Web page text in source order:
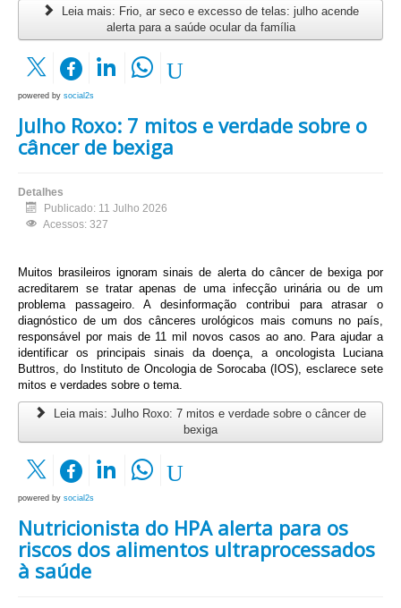
Leia mais: Frio, ar seco e excesso de telas: julho acende
alerta para a saúde ocular da família
powered by social2s
Julho Roxo: 7 mitos e verdade sobre o
câncer de bexiga
Detalhes
Publicado: 11 Julho 2026
Acessos: 327
Muitos brasileiros ignoram sinais de alerta do câncer de bexiga por
acreditarem se tratar apenas de uma infecção urinária ou de um
problema passageiro. A desinformação contribui para atrasar o
diagnóstico de um dos cânceres urológicos mais comuns no país,
responsável por mais de 11 mil novos casos ao ano. Para ajudar a
identificar os principais sinais da doença, a oncologista Luciana
Buttros, do Instituto de Oncologia de Sorocaba (IOS), esclarece sete
mitos e verdades sobre o tema.
Leia mais: Julho Roxo: 7 mitos e verdade sobre o câncer de
bexiga
powered by social2s
Nutricionista do HPA alerta para os
riscos dos alimentos ultraprocessados
à saúde